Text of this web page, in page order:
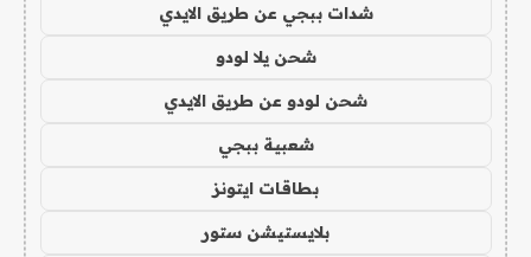
شدات ببجي عن طريق الايدي
شحن يلا لودو
شحن لودو عن طريق الايدي
شعبية ببجي
بطاقات ايتونز
بلايستيشن ستور